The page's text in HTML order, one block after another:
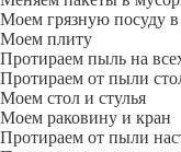
Моем грязную посуду в
Моем плиту
Протираем пыль на
Протираем от пыли
Моем стол и стулья
Моем раковину и кран
Протираем от пыли